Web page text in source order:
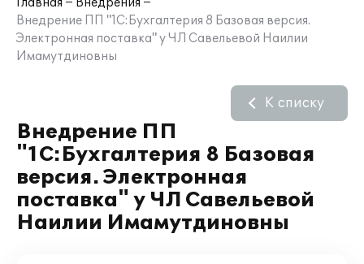
Главная
Внедрения
Внедрение ПП "1С:Бухгалтерия 8 Базовая версия.
Электронная поставка" у ЧЛ Савельевой Наилии
Имамутдиновны
Внедрение ПП
"1С:Бухгалтерия 8 Базовая
версия. Электронная
поставка" у ЧЛ Савельевой
Наилии Имамутдиновны
К списку